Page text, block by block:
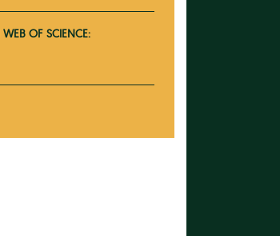
OF SCIENCE: